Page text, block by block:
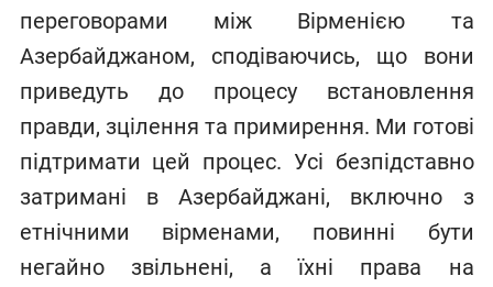
переговорами між Вірменією та
Азербайджаном, сподіваючись, що вони
приведуть до процесу встановлення
правди, зцілення та примирення. Ми готові
підтримати цей процес. Усі безпідставно
затримані в Азербайджані, включно з
етнічними вірменами, повинні бути
негайно звільнені, а їхні права на